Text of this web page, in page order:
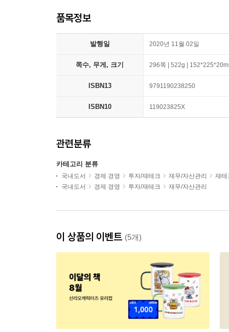
품목정보
발행일 2020년 11월 02일
쪽수, 무게, 크기 296쪽 | 522g |
ISBN13 9791190238250
ISBN10 119023825X
관련분류
카테고리 분류
국내도서 경제 경영 투자/재테크 재무/자산관리
재테
국내도서
경제 경영 투자/재테크 재무/자산관리
이 상품의 이벤트 (5개)